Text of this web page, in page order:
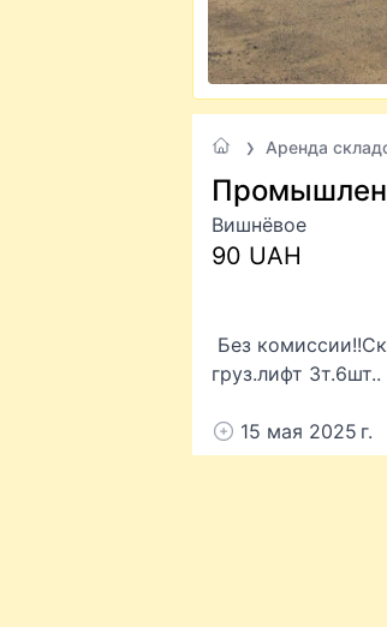
Аренда
Вишнёвое
90 UAH
Без
груз.лифт 3т.6шт..
15 мая 2025 г.